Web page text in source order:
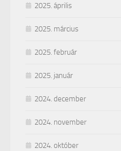
2025. április
2025. március
2025. február
2025. január
2024. december
2024. november
2024. október